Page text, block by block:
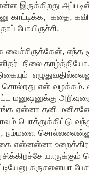
இருக்கிறது
காட்டிக்க, கதை,
போயிருச்சி.
எந்த
நிலை
சொல்றது என்
மனுஷனுக்கு
ஏன்னா தனி
பொத்துக்கிட்டு
நம்மளை சொல்லலைன்னு
யாருக்கும்
கருசனையா